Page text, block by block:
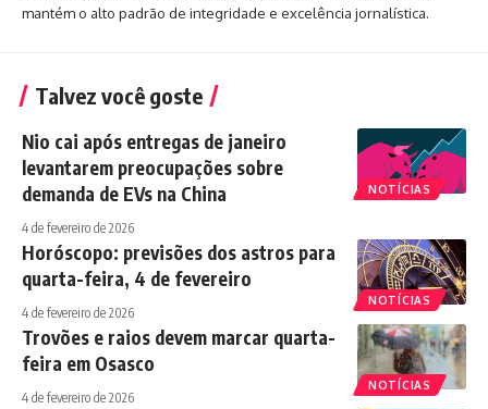
mantém o alto padrão de integridade e excelência jornalística.
Talvez você goste
NOTÍCIAS
Nio cai após entregas de janeiro
levantarem preocupações sobre
demanda de EVs na China
4 de fevereiro de 2026
NOTÍCIAS
Horóscopo: previsões dos astros para
quarta-feira, 4 de fevereiro
4 de fevereiro de 2026
NOTÍCIAS
Trovões e raios devem marcar quarta-
feira em Osasco
4 de fevereiro de 2026